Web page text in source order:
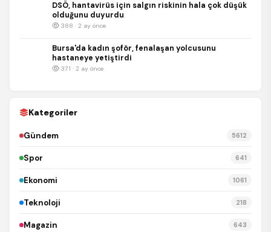
DSÖ, hantavirüs için salgın riskinin hala çok düşük
olduğunu duyurdu
388 · 2 ay önce
Bursa'da kadın şoför, fenalaşan yolcusunu
hastaneye yetiştirdi
371 · 2 ay önce
Kategoriler
Gündem 5612
Spor 641
Ekonomi 1061
Teknoloji 218
Magazin 643